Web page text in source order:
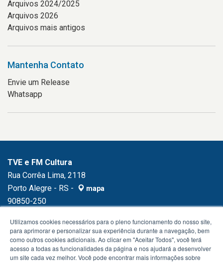
Arquivos 2024/2025
Arquivos 2026
Arquivos mais antigos
Mantenha Contato
Envie um Release
Whatsapp
TVE e FM Cultura
Rua Corrêa Lima, 2118
Porto Alegre - RS -
mapa
90850-250
Utilizamos cookies necessários para o pleno funcionamento do nosso site,
para aprimorar e personalizar sua experiência durante a navegação, bem
como outros cookies adicionais. Ao clicar em "Aceitar Todos", você terá
acesso a todas as funcionalidades da página e nos ajudará a desenvolver
um site cada vez melhor. Você pode encontrar mais informações sobre